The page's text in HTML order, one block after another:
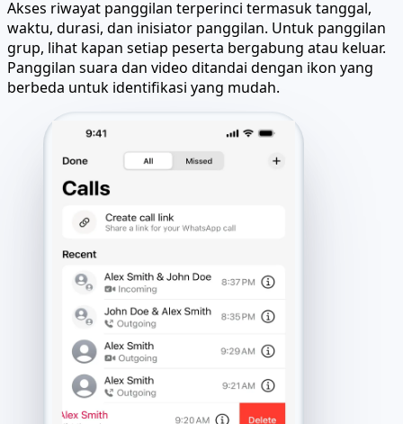
Akses riwayat panggilan terperinci termasuk tanggal,
waktu, durasi, dan inisiator panggilan. Untuk panggilan
grup, lihat kapan setiap peserta bergabung atau keluar.
Panggilan suara dan video ditandai dengan ikon yang
berbeda untuk identifikasi yang mudah.